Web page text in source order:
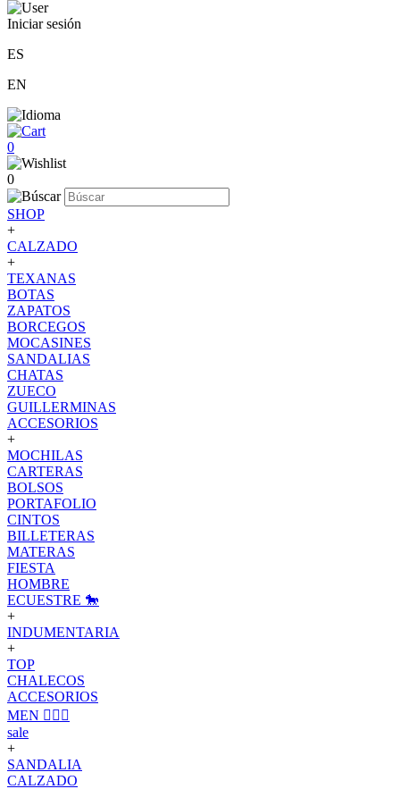
Iniciar sesión
ES
EN
0
0
SHOP
+
CALZADO
+
TEXANAS
BOTAS
ZAPATOS
BORCEGOS
MOCASINES
SANDALIAS
CHATAS
ZUECO
GUILLERMINAS
ACCESORIOS
+
MOCHILAS
CARTERAS
BOLSOS
PORTAFOLIO
CINTOS
BILLETERAS
MATERAS
FIESTA
HOMBRE
ECUESTRE 🐎
+
INDUMENTARIA
+
TOP
CHALECOS
ACCESORIOS
MEN 🙋🏽‍♂️
sale
+
SANDALIA
CALZADO